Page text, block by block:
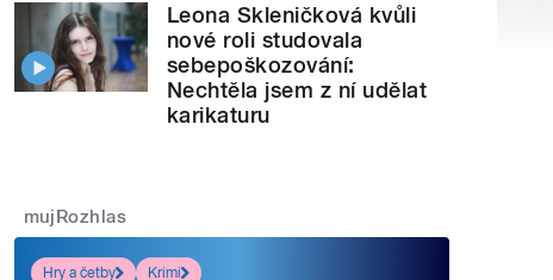
Leona Skleničková kvůli
nové roli studovala
sebepoškozování:
Nechtěla jsem z ní udělat
karikaturu
mujRozhlas
Hry a četby
Krimi